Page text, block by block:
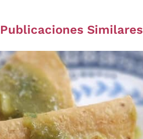
Publicaciones Similares